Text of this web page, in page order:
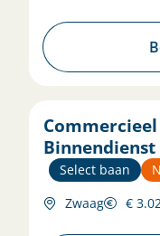
Binnendienst
Select baan
Zwaag
€